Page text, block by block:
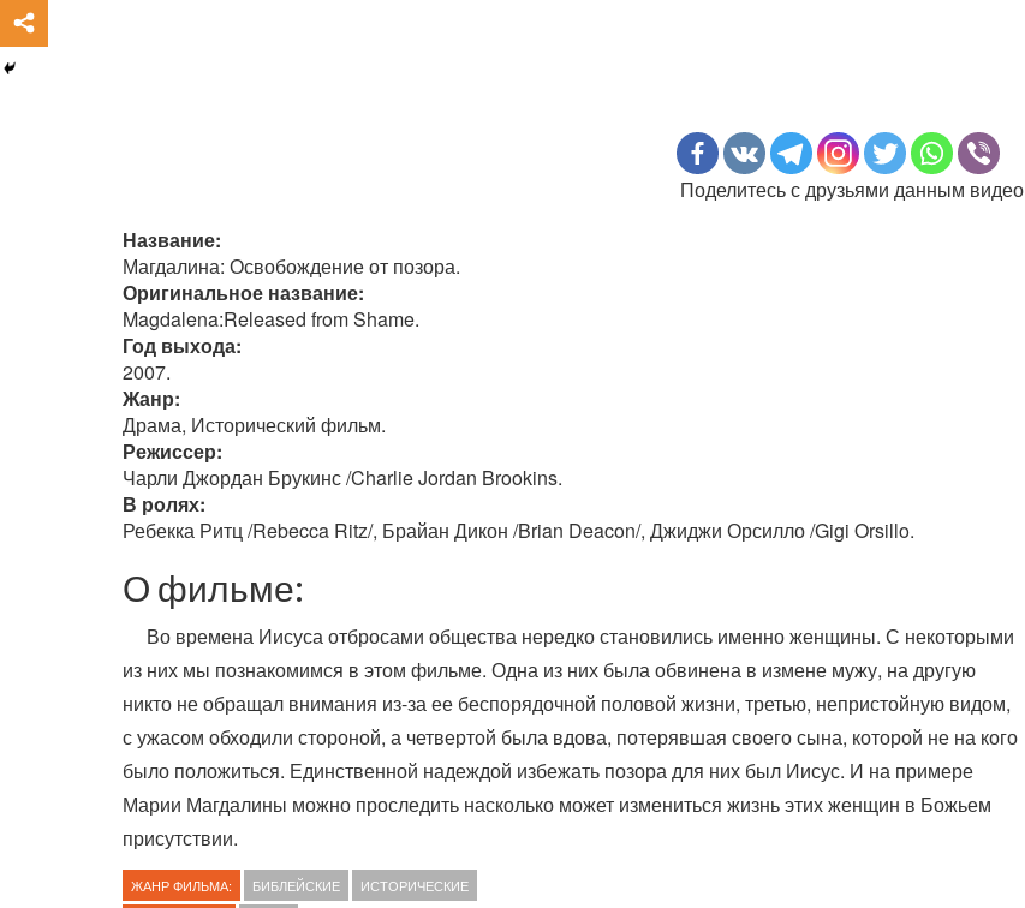
Поделитесь с друзьями данным видео
Название:
Магдалина: Освобождение от позора.
Оригинальное название:
Magdalena:Released from Shame.
Год выхода:
2007.
Жанр:
Драма, Исторический фильм.
Режиссер:
Чарли Джордан Брукинс /Charlie Jordan Brookins.
В ролях:
Ребекка Ритц /Rebecca Ritz/, Брайан Дикон /Brian Deacon/, Джиджи Орсилло /Gigi Orsillo.
О фильме:
Во времена Иисуса отбросами общества нередко становились именно женщины. С некоторыми
из них мы познакомимся в этом фильме. Одна из них была обвинена в измене мужу, на другую
никто не обращал внимания из-за ее беспорядочной половой жизни, третью, непристойную видом,
с ужасом обходили стороной, а четвертой была вдова, потерявшая своего сына, которой не на кого
было положиться. Единственной надеждой избежать позора для них был Иисус. И на примере
Марии Магдалины можно проследить насколько может измениться жизнь этих женщин в Божьем
присутствии.
ЖАНР ФИЛЬМА: БИБЛЕЙСКИЕ
ИСТОРИЧЕСКИЕ